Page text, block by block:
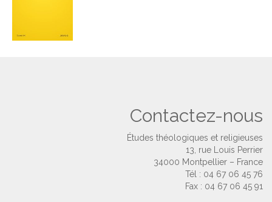
Contactez-nous
Études théologiques et religieuses
13, rue Louis Perrier
34000 Montpellier – France
Tél : 04 67 06 45 76
Fax : 04 67 06 45 91